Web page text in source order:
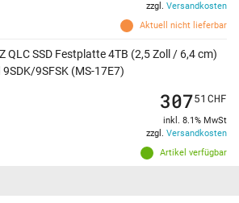
Aktuell nicht lieferbar
zzgl. Versandkosten
QLC SSD Festplatte 4TB (2,5 Zoll / 6,4 cm)
9SFSK (MS-17E7)
Artikel verfügbar
30751 CHF
inkl. 8.1% MwSt
zzgl. Versandkosten